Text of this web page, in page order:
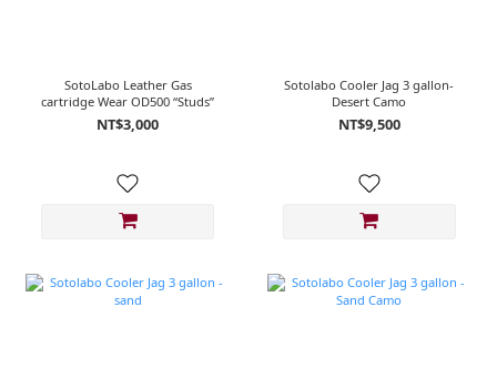
SotoLabo Leather Gas
cartridge Wear OD500 “Studs”
NT$3,000
Sotolabo Cooler Jag 3 gallon-
Desert Camo
NT$9,500